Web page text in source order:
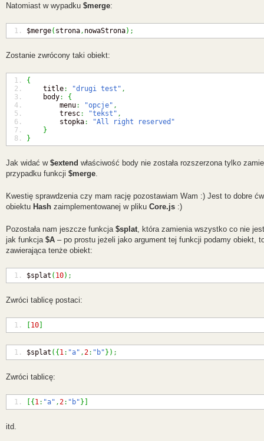
Natomiast w wypadku $merge:
$merge( strona, nowaStrona) ;
Zostanie zwrócony taki obiekt:
{
    title
: "drugi test" ,
    body
:
{
        menu
: "opcje" ,
        tresc
: "tekst" ,
        stopka
:
"All right reserved"
}
}
Jak widać w $extend właściwość body nie została rozszerzona tylko
przypadku funkcji $merge.
Kwestię sprawdzenia czy mam rację pozostawiam Wam :) Jest to dobre
obiektu Hashzaimplementowanej w pliku Core.js:)
Pozostała nam jeszcze funkcja $splat, która zamienia wszystko co nie
jak funkcja $A– po prostu jeżeli jako argument tej funkcji podamy obiekt,
zawierająca tenże obiekt:
$splat ( 10) ;
Zwróci tablicę postaci:
10]
$splat ( { 1: "a" ,2: "b" } ) ;
Zwróci tablicę:
{ 1: "a" ,2: "b" }
itd.